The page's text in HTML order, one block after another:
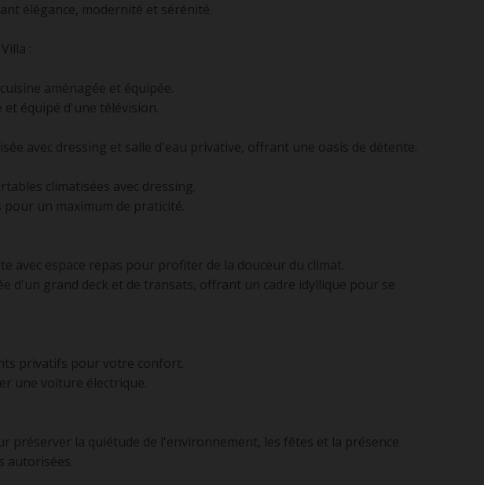
élégance, modernité et sérénité.
:
aménagée et équipée.
et équipé d'une télévision.
avec dressing et salle d'eau privative, offrant une oasis de détente.
climatisées avec dressing.
un maximum de praticité.
avec espace repas pour profiter de la douceur du climat.
d'un grand deck et de transats, offrant un cadre idyllique pour se
privatifs pour votre confort.
une voiture électrique.
préserver la quiétude de l'environnement, les fêtes et la présence
autorisées.